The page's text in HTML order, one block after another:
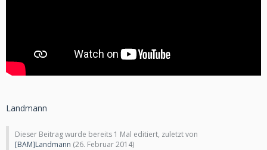
Landmann
Dieser Beitrag wurde bereits 1 Mal editiert, zuletzt von
[BAM]Landmann (26. Februar 2014)